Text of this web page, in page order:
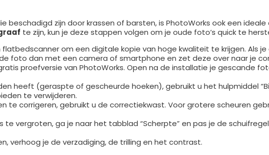
beschadigd zijn door krassen of barsten, is PhotoWorks ook een ideale
te zijn, kun je deze stappen volgen om je oude foto’s quick te
om een digitale kopie van hoge kwaliteit te krijgen. Als je
foto dan met een camera of smartphone en zet deze over naar je
proefversie van PhotoWorks. Open na de installatie je gescande
heeft (geraspte of gescheurde hoeken), gebruikt u het hulpmiddel
te verwijderen.
te corrigeren, gebruikt u de correctiekwast. Voor grotere scheuren
te vergroten, ga je naar het tabblad “Scherpte” en pas je de
verhoog je de verzadiging, de trilling en het contrast.